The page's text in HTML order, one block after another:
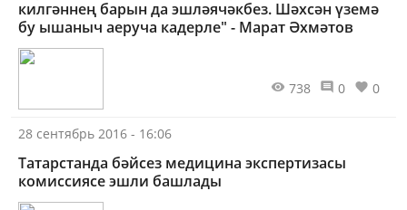
килгәннең барын да эшләячәкбез. Шәхсән үземә
бу ышаныч аеруча кадерле" - Марат Әхмәтов
738 0 0
28 сентябрь 2016 - 16:06
Татарстанда бәйсез медицина экспертизасы
комиссиясе эшли башлады